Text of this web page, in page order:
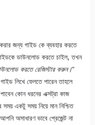
জন্য গাইড কে ব্যবহার করতে
ডাউনলোড করতে চাইল, তখন
করতে রেজিস্টার করুন।”
লিখে ফেলতে পারেন তাহলে
কোন ধরনের এক্সট্রা কাজ
একটু সময় নিয়ে মান নিশ্চিত
অসাধারণ ভাবে প্রেজেন্ট না